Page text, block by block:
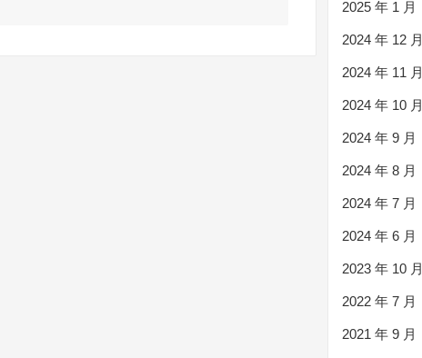
2025 年 1 月
2024 年 12 月
2024 年 11 月
2024 年 10 月
2024 年 9 月
2024 年 8 月
2024 年 7 月
2024 年 6 月
2023 年 10 月
2022 年 7 月
2021 年 9 月